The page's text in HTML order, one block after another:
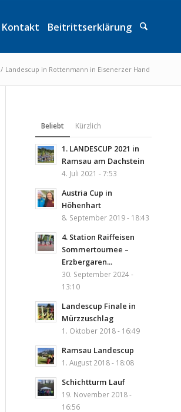
Kontakt Beitrittserklärung
/ Landescup in Rottenmann in Eisenerzer Hand
Beliebt Kürzlich
1. LANDESCUP 2021 in
Ramsau am Dachstein
4. Juli 2021 - 7:53
Austria Cup in
Höhenhart
8. September 2019 - 18:43
4. Station Raiffeisen
Sommertournee –
Erzbergaren...
30. September 2024 -
13:10
Landescup Finale in
Mürzzuschlag
1. Oktober 2018 - 16:49
Ramsau Landescup
1. August 2018 - 18:08
Schichtturm Lauf
19. November 2018 -
16:56